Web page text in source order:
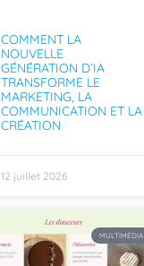
COMMENT LA
NOUVELLE
GÉNÉRATION D’IA
TRANSFORME LE
MARKETING, LA
COMMUNICATION ET LA
CRÉATION
12 juillet 2026
MULTIMÉDIA